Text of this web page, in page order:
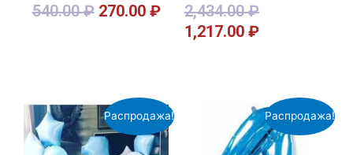
540.00₽ 270.00 ₽ 2,434.00₽
1,217.00 ₽
Распродажа! Распродажа!